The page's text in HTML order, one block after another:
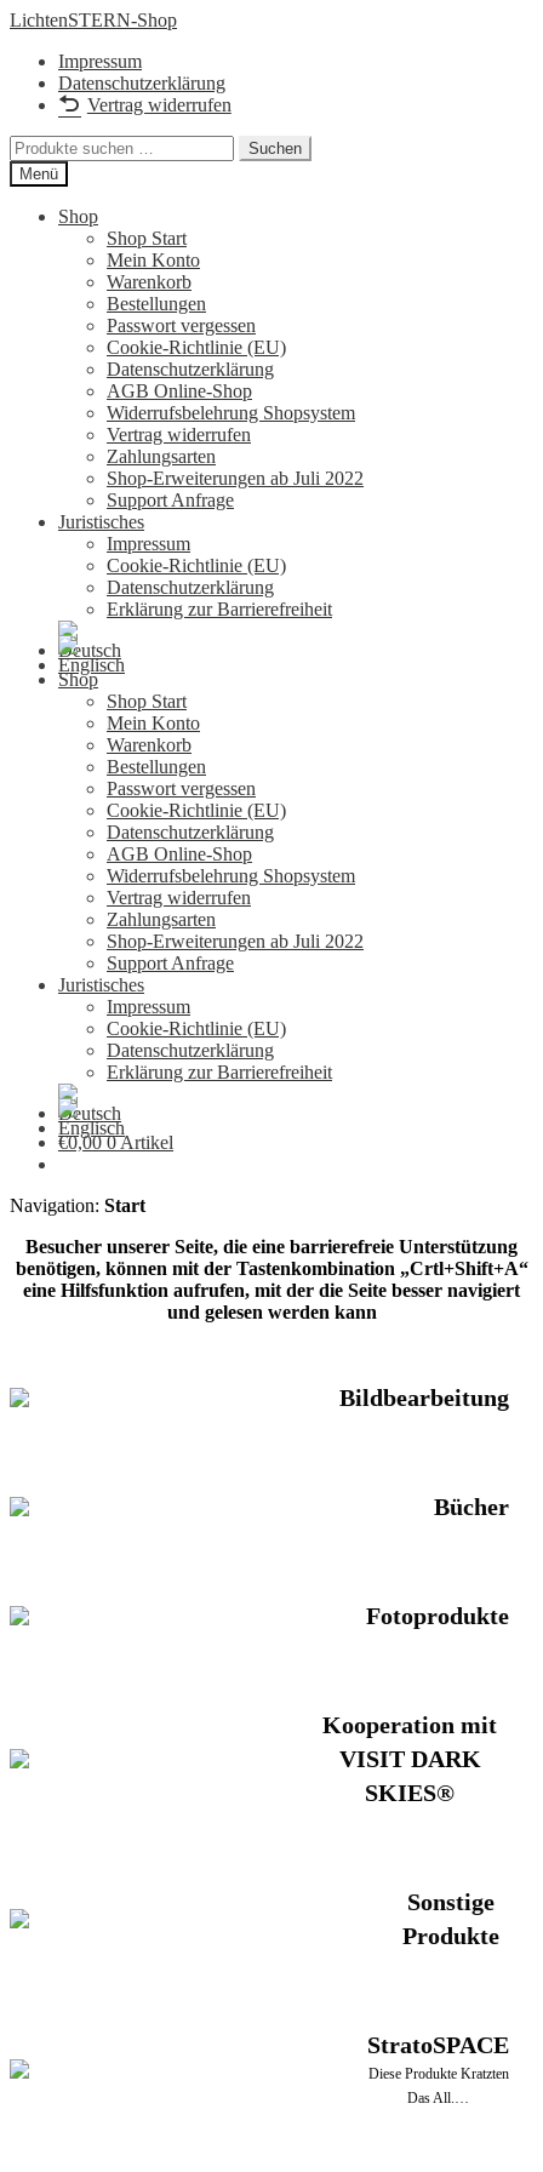
Zur
springen
Zum
springen
LichtenSTERN-Shop
Impressum
Datenschutzerklärung
Vertrag widerrufen
Suchen
nach:
Suchen
Menü
Shop
Shop Start
Mein Konto
Warenkorb
Bestellungen
Passwort vergessen
Cookie-Richtlinie (EU)
Datenschutzerklärung
AGB Online-Shop
Widerrufsbelehrung Shopsystem
Vertrag widerrufen
Zahlungsarten
Shop-Erweiterungen ab Juli 2022
Support Anfrage
Juristisches
Impressum
Cookie-Richtlinie (EU)
Datenschutzerklärung
Erklärung zur Barrierefreiheit
Shop
Shop Start
Mein Konto
Warenkorb
Bestellungen
Passwort vergessen
Cookie-Richtlinie (EU)
Datenschutzerklärung
AGB Online-Shop
Widerrufsbelehrung Shopsystem
Vertrag widerrufen
Zahlungsarten
Shop-Erweiterungen ab Juli 2022
Support Anfrage
Juristisches
Impressum
Cookie-Richtlinie (EU)
Datenschutzerklärung
Erklärung zur Barrierefreiheit
€0,00 0 Artikel
Navigation: Start
Besucher unserer Seite, die eine barrierefreie Unterstützung
benötigen, können mit der Tastenkombination „Crtl+Shift+A“
eine Hilfsfunktion aufrufen, mit der die Seite besser navigiert
und gelesen werden kann
Bildbearbeitung
Bücher
Fotoprodukte
Kooperation mit
VISIT DARK
SKIES®
Sonstige
Produkte
StratoSPACE
Diese Produkte Kratzten
Das All.…